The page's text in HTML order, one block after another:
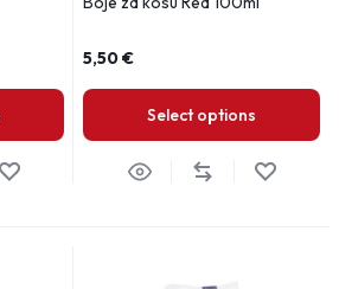
5,50€
Select options